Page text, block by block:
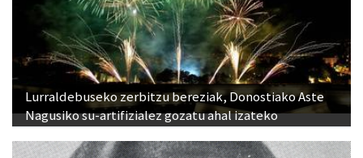
Lurraldebuseko zerbitzu bereziak, Donostiako Aste
Nagusiko su-artifizialez gozatu ahal izateko